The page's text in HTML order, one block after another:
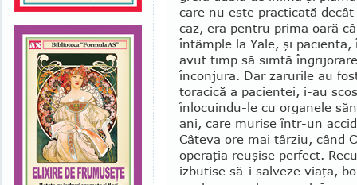
care nu este practicată
caz, era pentru prima oară
întâmple la Yale, şi
avut timp să sim­tă
înconjura. Dar za­ru­rile au
to­ra­cică a pacientei, i-au
înlocuindu-le cu organele
ani, care murise într-un
Câteva ore mai târziu, când
operaţia reu­şise perfect.
izbutise să-i salveze viaţa,